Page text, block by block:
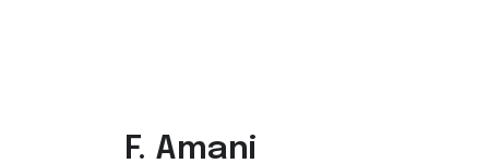
F. Amani